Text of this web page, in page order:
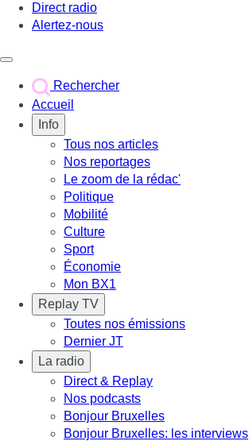
Direct radio
Alertez-nous
Rechercher
Accueil
Info
Tous nos articles
Nos reportages
Le zoom de la rédac'
Politique
Mobilité
Culture
Sport
Économie
Mon BX1
Replay TV
Toutes nos émissions
Dernier JT
La radio
Direct & Replay
Nos podcasts
Bonjour Bruxelles
Bonjour Bruxelles: les interviews